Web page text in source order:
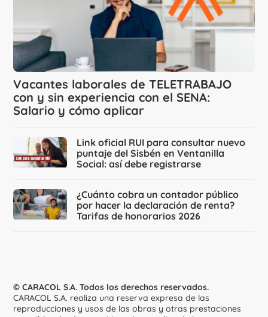
Vacantes laborales de TELETRABAJO
con y sin experiencia con el SENA:
Salario y cómo aplicar
Link oficial RUI para consultar nuevo
puntaje del Sisbén en Ventanilla
Social: así debe registrarse
¿Cuánto cobra un contador público
por hacer la declaración de renta?
Tarifas de honorarios 2026
© CARACOL S.A. Todos los derechos reservados.
CARACOL S.A. realiza una reserva expresa de las
reproducciones y usos de las obras y otras prestaciones